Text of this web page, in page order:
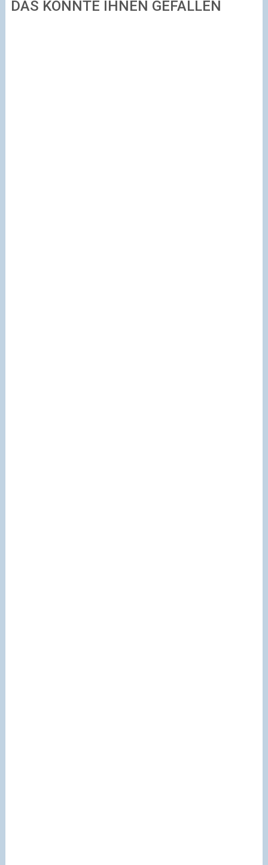
DAS KÖNNTE IHNEN GEFALLEN